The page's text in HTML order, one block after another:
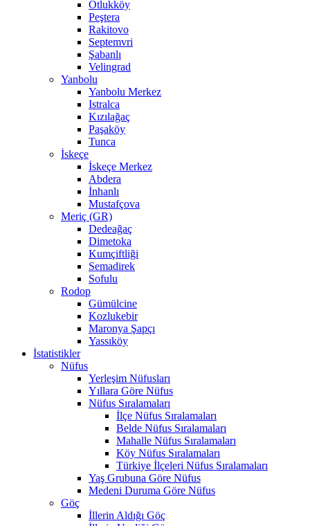
Otlukköy
Peştera
Rakitovo
Septemvri
Şabanlı
Velingrad
Yanbolu
Yanbolu Merkez
Istralca
Kızılağaç
Paşaköy
Tunca
İskeçe
İskeçe Merkez
Abdera
İnhanlı
Mustafçova
Meriç (GR)
Dedeağaç
Dimetoka
Kumçiftliği
Semadirek
Sofulu
Rodop
Gümülcine
Kozlukebir
Maronya Şapçı
Yassıköy
İstatistikler
Nüfus
Yerleşim Nüfusları
Yıllara Göre Nüfus
Nüfus Sıralamaları
İlçe Nüfus Sıralamaları
Belde Nüfus Sıralamaları
Mahalle Nüfus Sıralamaları
Köy Nüfus Sıralamaları
Türkiye İlçeleri Nüfus Sıralamaları
Yaş Grubuna Göre Nüfus
Medeni Duruma Göre Nüfus
Göç
İllerin Aldığı Göç